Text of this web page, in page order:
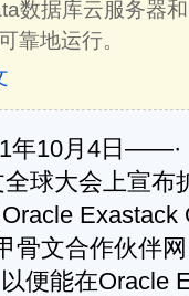
数据库云服务器
靠地运行。
年10月4日——·
球大会上宣布
Exastack
骨文合作伙伴
便能在Oracle